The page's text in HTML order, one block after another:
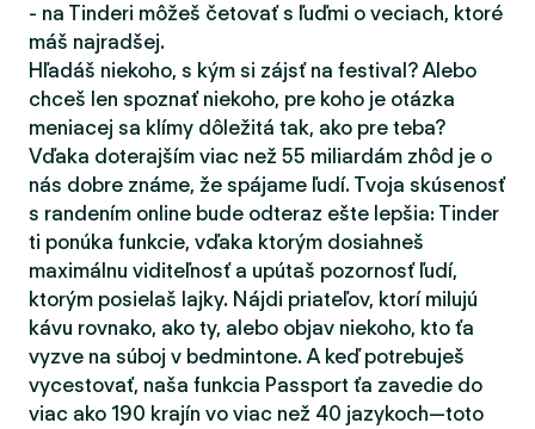
- na Tinderi môžeš četovať s ľuďmi o veciach, ktoré
máš najradšej.
Hľadáš niekoho, s kým si zájsť na festival? Alebo
chceš len spoznať niekoho, pre koho je otázka
meniacej sa klímy dôležitá tak, ako pre teba?
Vďaka doterajším viac než 55 miliardám zhôd je o
nás dobre známe, že spájame ľudí. Tvoja skúsenosť
s randením online bude odteraz ešte lepšia: Tinder
ti ponúka funkcie, vďaka ktorým dosiahneš
maximálnu viditeľnosť a upútaš pozornosť ľudí,
ktorým posielaš lajky. Nájdi priateľov, ktorí milujú
kávu rovnako, ako ty, alebo objav niekoho, kto ťa
vyzve na súboj v bedmintone. A keď potrebuješ
vycestovať, naša funkcia Passport ťa zavedie do
viac ako 190 krajín vo viac než 40 jazykoch—toto